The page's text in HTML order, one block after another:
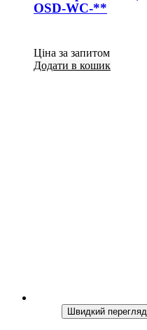
OSD-WC-**
Ціна за запитом
Додати в кошик
Швидкий перегляд